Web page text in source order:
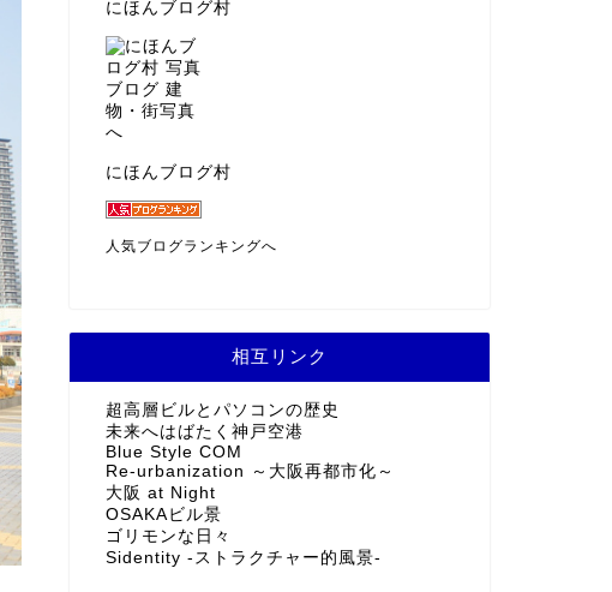
にほんブログ村
にほんブログ村
人気ブログランキングへ
相互リンク
超高層ビルとパソコンの歴史
未来へはばたく神戸空港
Blue Style COM
Re-urbanization ～大阪再都市化～
大阪 at Night
OSAKAビル景
ゴリモンな日々
Sidentity -ストラクチャー的風景-